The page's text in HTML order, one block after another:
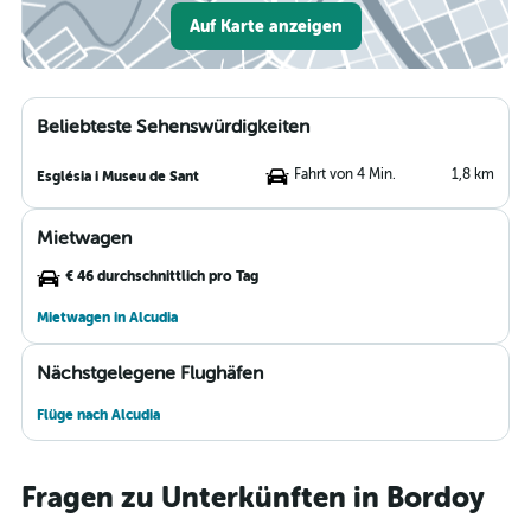
Auf Karte anzeigen
Beliebteste Sehenswürdigkeiten
Església i Museu de Sant Fahrt von 4 Min. 1,8 km
Mietwagen
€ 46 durchschnittlich pro Tag
Mietwagen in Alcudia
Nächstgelegene Flughäfen
Flüge nach Alcudia
Fragen zu Unterkünften in Bordoy